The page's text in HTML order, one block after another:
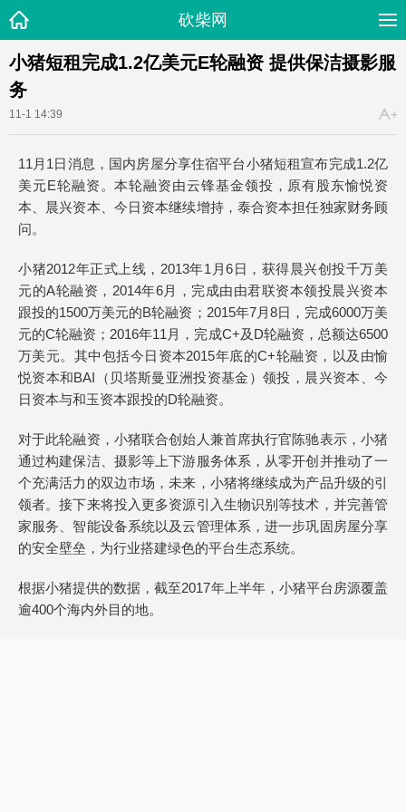
砍柴网
小猪短租完成1.2亿美元E轮融资 提供保洁摄影服
务
11-1 14:39
11月1日消息，国内房屋分享住宿平台小猪短租宣布完成1.2亿
美元E轮融资。本轮融资由云锋基金领投，原有股东愉悦资
本、晨兴资本、今日资本继续增持，泰合资本担任独家财务顾
问。
小猪2012年正式上线，2013年1月6日，获得晨兴创投千万美
元的A轮融资，2014年6月，完成由由君联资本领投晨兴资本
跟投的1500万美元的B轮融资；2015年7月8日，完成6000万美
元的C轮融资；2016年11月，完成C+及D轮融资，总额达6500
万美元。其中包括今日资本2015年底的C+轮融资，以及由愉
悦资本和BAI（贝塔斯曼亚洲投资基金）领投，晨兴资本、今
日资本与和玉资本跟投的D轮融资。
对于此轮融资，小猪联合创始人兼首席执行官陈驰表示，小猪
通过构建保洁、摄影等上下游服务体系，从零开创并推动了一
个充满活力的双边市场，未来，小猪将继续成为产品升级的引
领者。接下来将投入更多资源引入生物识别等技术，并完善管
家服务、智能设备系统以及云管理体系，进一步巩固房屋分享
的安全壁垒，为行业搭建绿色的平台生态系统。
根据小猪提供的数据，截至2017年上半年，小猪平台房源覆盖
逾400个海内外目的地。